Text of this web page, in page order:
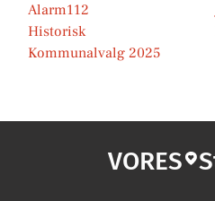
Alarm112
Historisk
Kommunalvalg 2025
VORES